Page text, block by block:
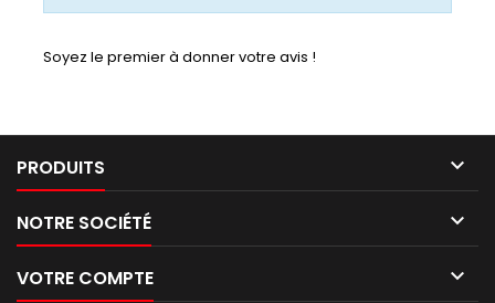
Soyez le premier à donner votre avis !
PRODUITS 
NOTRE SOCIÉTÉ 
VOTRE COMPTE 